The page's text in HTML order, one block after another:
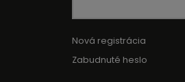
Nová registrácia
Zabudnuté heslo